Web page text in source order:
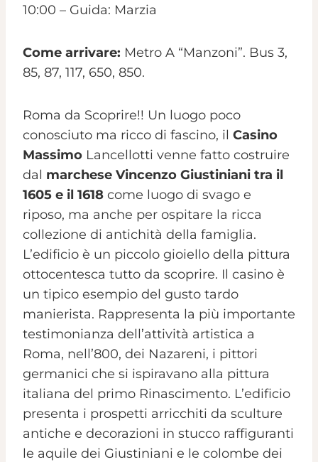
10:00 – Guida: Marzia
Come arrivare: Metro A “Manzoni”. Bus 3,
85, 87, 117, 650, 850.
Roma da Scoprire!! Un luogo poco
conosciuto ma ricco di fascino, il Casino
Massimo Lancellotti venne fatto costruire
dal marchese Vincenzo Giustiniani tra il
1605 e il 1618 come luogo di svago e
riposo, ma anche per ospitare la ricca
collezione di antichità della famiglia.
L’edificio è un piccolo gioiello della pittura
ottocentesca tutto da scoprire. Il casino è
un tipico esempio del gusto tardo
manierista. Rappresenta la più importante
testimonianza dell’attività artistica a
Roma, nell’800, dei Nazareni, i pittori
germanici che si ispiravano alla pittura
italiana del primo Rinascimento. L’edificio
presenta i prospetti arricchiti da sculture
antiche e decorazioni in stucco raffiguranti
le aquile dei Giustiniani e le colombe dei